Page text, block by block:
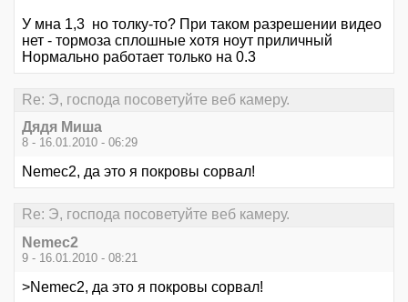
У мна 1,3 но толку-то? При таком разрешении видео
нет - тормоза сплошные хотя ноут приличный
Нормально работает только на 0.3
Re: Э, господа посоветуйте веб камеру.
Дядя Миша
8 - 16.01.2010 - 06:29
Nemec2, да это я покровы сорвал!
Re: Э, господа посоветуйте веб камеру.
Nemec2
9 - 16.01.2010 - 08:21
>Nemec2, да это я покровы сорвал!